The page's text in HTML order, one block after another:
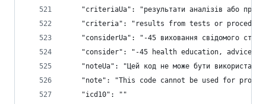
"criteriaUa": "результати аналізів або
"criteria": "results from tests or
"considerUa": "-45 виховання свідомого
"consider": "-45 health education, advice,
"noteUa": "Цей код не може бути
"note": "This code cannot be used for
    "icd10": ""